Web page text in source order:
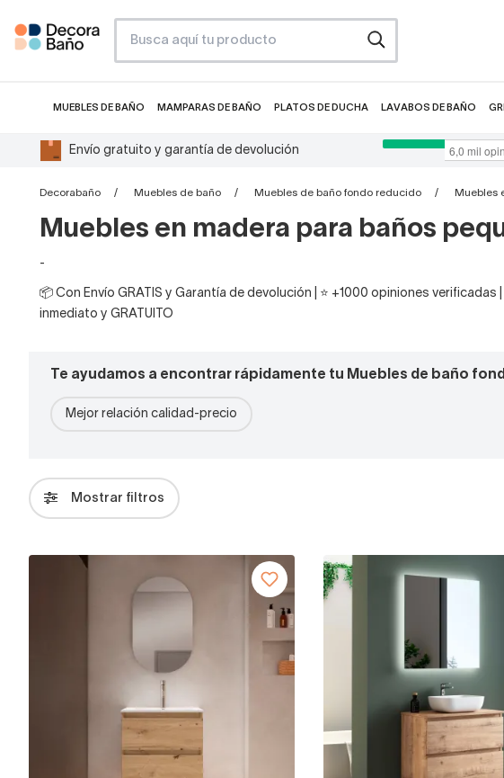
MUEBLES DE BAÑO MAMPARAS DE BAÑO PLATOS DE DUCHA LAVABOS DE BAÑO
Envío gratuito y garantía de devolución
Decorabaño Muebles de baño Muebles de baño fondo reducido Muebles
Muebles en madera para baños
-
📦 Con Envío GRATIS y Garantía de devolución | ⭐ +1000 opiniones
inmediato y GRATUITO
Te ayudamos a encontrar rápidamente tu Muebles de baño
Mejor relación calidad-precio
Mostrar filtros